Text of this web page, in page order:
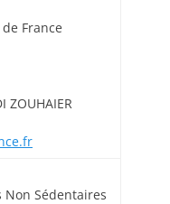
France
ZOUHAIER
Non Sédentaires